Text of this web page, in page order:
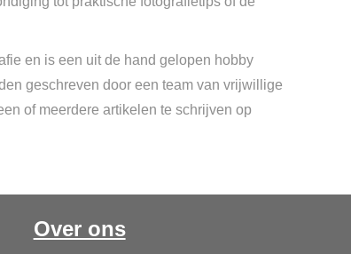
en is een uit de hand gelopen hobby
geschreven door een team van vrijwillige
of meerdere artikelen te schrijven op
Over ons